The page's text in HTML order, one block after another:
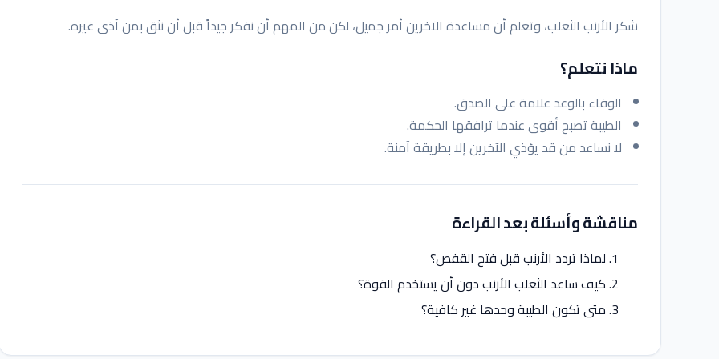
شكر الأرنب الثعلب، وتعلم أن مساعدة الآخرين أمر جميل، لكن من المهم أن نفكر جيداً قبل أن نثق بمن آذى غيره.
ماذا نتعلم؟
الوفاء بالوعد علامة على الصدق.
الطيبة تصبح أقوى عندما ترافقها الحكمة.
لا نساعد من قد يؤذي الآخرين إلا بطريقة آمنة.
مناقشة وأسئلة بعد القراءة
لماذا تردد الأرنب قبل فتح القفص؟
كيف ساعد الثعلب الأرنب دون أن يستخدم القوة؟
متى تكون الطيبة وحدها غير كافية؟